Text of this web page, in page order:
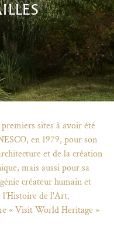
sites à avoir été
en 1979, pour son
et de la création
mais aussi pour sa
créateur humain et
l'Histoire de l'Art.
« Visit World Heritage »